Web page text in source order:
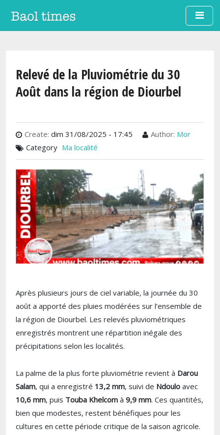
Aller au contenu principal
Relevé de la Pluviométrie du 30
Août dans la région de Diourbel
Create: dim 31/08/2025 - 17:45 Author: Mor
Category Ma localité
Après plusieurs jours de ciel variable, la journée du 30
août a apporté des pluies modérées sur l’ensemble de
la région de Diourbel. Les relevés pluviométriques
enregistrés montrent une répartition inégale des
précipitations selon les localités.
La palme de la plus forte pluviométrie revient à Darou
Salam, qui a enregistré 13,2 mm, suivi de Ndoulo avec
10,6 mm, puis Touba Khelcom à 9,9 mm. Ces quantités,
bien que modestes, restent bénéfiques pour les
cultures en cette période critique de la saison agricole.